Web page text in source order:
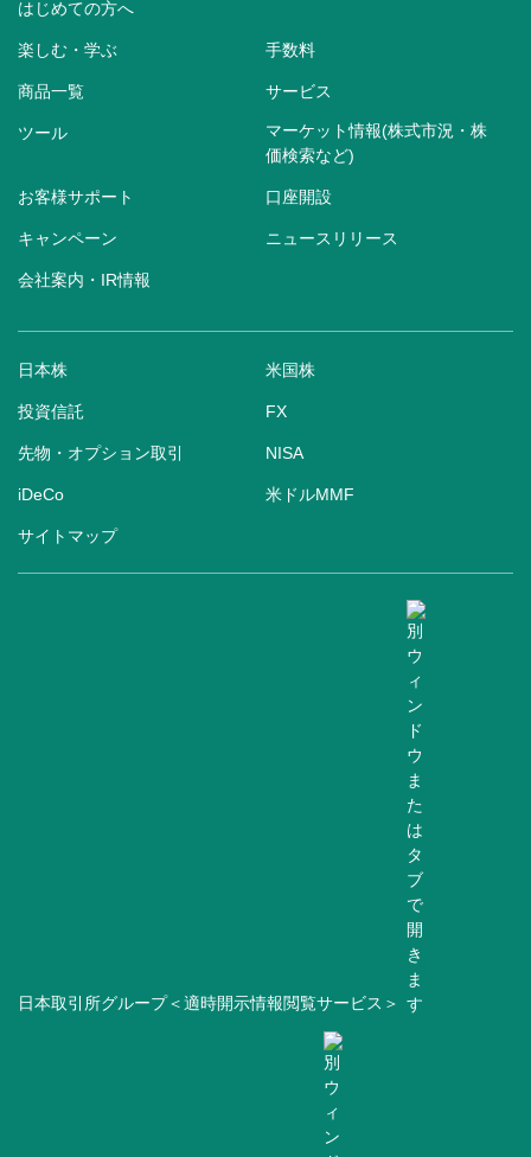
はじめての方へ
楽しむ・学ぶ 手数料
商品一覧 サービス
ツール
マーケット情報(株式市況・株
価検索など)
お客様サポート 口座開設
キャンペーン ニュースリリース
会社案内・IR情報
日本株 米国株
投資信託 FX
先物・オプション取引 NISA
iDeCo 米ドルMMF
サイトマップ
日本取引所グループ＜適時開示情報閲覧サービス＞